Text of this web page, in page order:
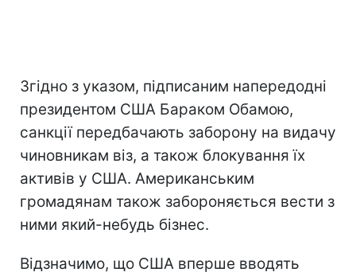
Згідно з указом, підписаним напередодні
президентом США Бараком Обамою,
санкції передбачають заборону на видачу
чиновникам віз, а також блокування їх
активів у США. Американським
громадянам також забороняється вести з
ними який-небудь бізнес.
Відзначимо, що США вперше вводять